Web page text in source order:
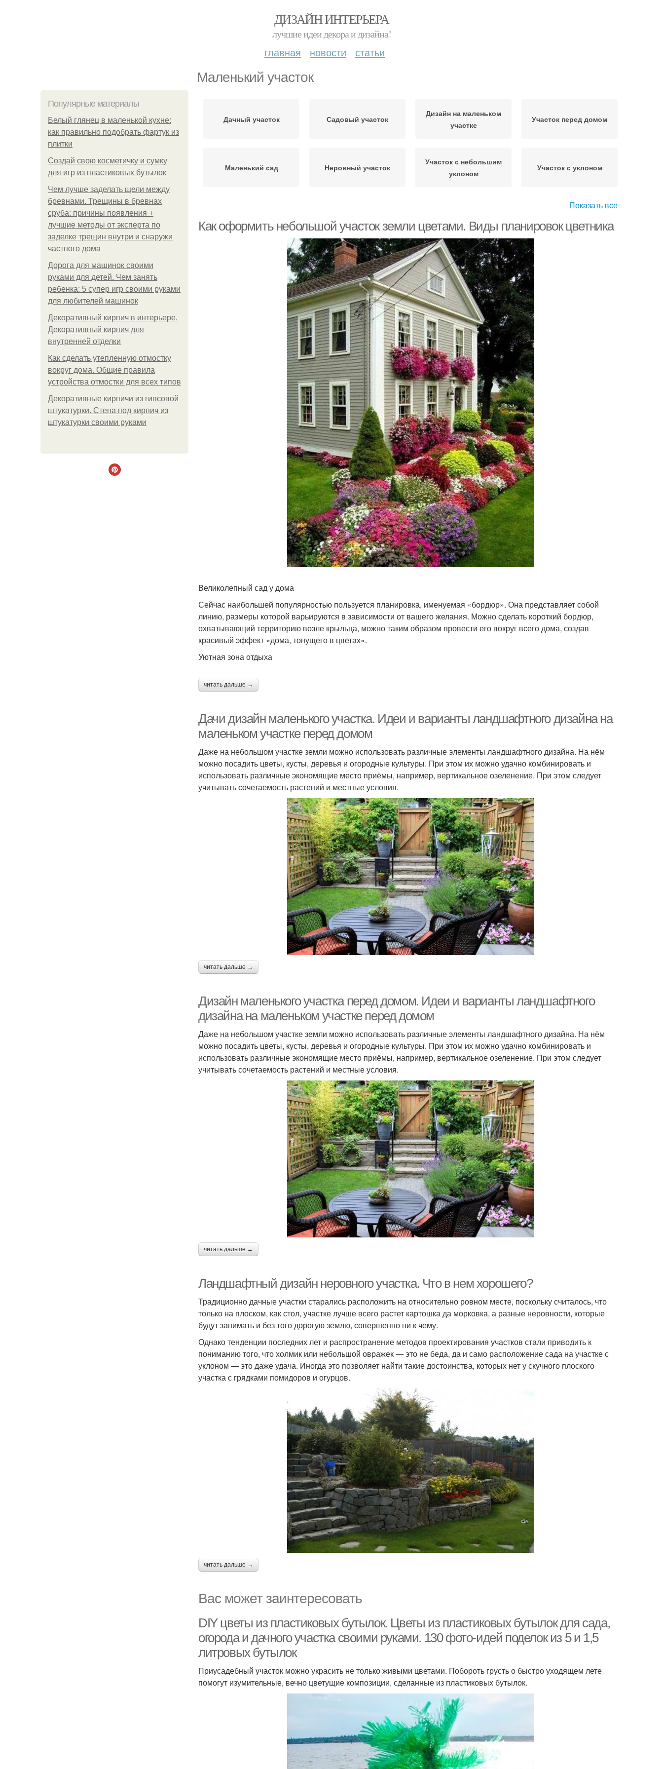
ДИЗАЙН ИНТЕРЬЕРА
лучшие идеи декора и дизайна!
главная новости статьи
Маленький участок
Популярные материалы
Белый глянец в маленькой кухне:
как правильно подобрать фартук из
плитки
Создай свою косметичку и сумку
для игр из пластиковых бутылок
Чем лучше заделать щели между
бревнами. Трещины в бревнах
сруба: причины появления +
лучшие методы от эксперта по
заделке трещин внутри и снаружи
частного дома
Дорога для машинок своими
руками для детей. Чем занять
ребенка: 5 супер игр своими руками
для любителей машинок
Декоративный кирпич в интерьере.
Декоративный кирпич для
внутренней отделки
Как сделать утепленную отмостку
вокруг дома. Общие правила
устройства отмостки для всех типов
Декоративные кирпичи из гипсовой
штукатурки. Стена под кирпич из
штукатурки своими руками
Дачный участок Садовый участок
Дизайн на маленьком
участке
Участок перед домом
Маленький сад Неровный участок
Участок с небольшим
уклоном
Участок с уклоном
Показать все
Как оформить небольшой участок земли цветами. Виды планировок цветника
Великолепный сад у дома
Сейчас наибольшей популярностью пользуется планировка, именуемая «бордюр». Она представляет собой
линию, размеры которой варьируются в зависимости от вашего желания. Можно сделать короткий бордюр,
охватывающий территорию возле крыльца, можно таким образом провести его вокруг всего дома, создав
красивый эффект «дома, тонущего в цветах».
Уютная зона отдыха
читать дальше →
Дачи дизайн маленького участка. Идеи и варианты ландшафтного дизайна на
маленьком участке перед домом
Даже на небольшом участке земли можно использовать различные элементы ландшафтного дизайна. На нём
можно посадить цветы, кусты, деревья и огородные культуры. При этом их можно удачно комбинировать и
использовать различные экономящие место приёмы, например, вертикальное озеленение. При этом следует
учитывать сочетаемость растений и местные условия.
читать дальше →
Дизайн маленького участка перед домом. Идеи и варианты ландшафтного
дизайна на маленьком участке перед домом
Даже на небольшом участке земли можно использовать различные элементы ландшафтного дизайна. На нём
можно посадить цветы, кусты, деревья и огородные культуры. При этом их можно удачно комбинировать и
использовать различные экономящие место приёмы, например, вертикальное озеленение. При этом следует
учитывать сочетаемость растений и местные условия.
читать дальше →
Ландшафтный дизайн неровного участка. Что в нем хорошего?
Традиционно дачные участки старались расположить на относительно ровном месте, поскольку считалось, что
только на плоском, как стол, участке лучше всего растет картошка да морковка, а разные неровности, которые
будут занимать и без того дорогую землю, совершенно ни к чему.
Однако тенденции последних лет и распространение методов проектирования участков стали приводить к
пониманию того, что холмик или небольшой овражек — это не беда, да и само расположение сада на участке с
уклоном — это даже удача. Иногда это позволяет найти такие достоинства, которых нет у скучного плоского
участка с грядками помидоров и огурцов.
читать дальше →
Вас может заинтересовать
DIY цветы из пластиковых бутылок. Цветы из пластиковых бутылок для сада,
огорода и дачного участка своими руками. 130 фото-идей поделок из 5 и 1,5
литровых бутылок
Приусадебный участок можно украсить не только живыми цветами. Побороть грусть о быстро уходящем лете
помогут изумительные, вечно цветущие композиции, сделанные из пластиковых бутылок.